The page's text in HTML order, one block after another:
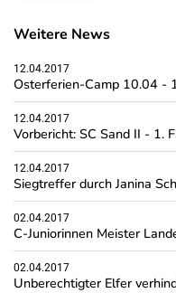
Weitere News
12.04.2017
Osterferien-Camp 10.04 -
12.04.2017
Vorbericht: SC Sand II - 1.
12.04.2017
Siegtreffer durch Janina
02.04.2017
C-Juniorinnen Meister
02.04.2017
Unberechtigter Elfer